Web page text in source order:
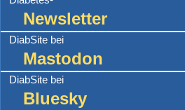
Newsletter
DiabSite bei
Mastodon
DiabSite bei
Bluesky